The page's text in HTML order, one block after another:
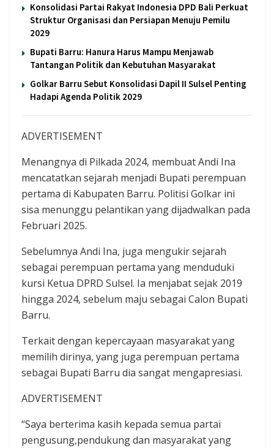
Konsolidasi Partai Rakyat Indonesia DPD Bali Perkuat
Struktur Organisasi dan Persiapan Menuju Pemilu
2029
Bupati Barru: Hanura Harus Mampu Menjawab
Tantangan Politik dan Kebutuhan Masyarakat
Golkar Barru Sebut Konsolidasi Dapil II Sulsel Penting
Hadapi Agenda Politik 2029
ADVERTISEMENT
Menangnya di Pilkada 2024, membuat Andi Ina
mencatatkan sejarah menjadi Bupati perempuan
pertama di Kabupaten Barru. Politisi Golkar ini
sisa menunggu pelantikan yang dijadwalkan pada
Februari 2025.
Sebelumnya Andi Ina, juga mengukir sejarah
sebagai perempuan pertama yang menduduki
kursi Ketua DPRD Sulsel. Ia menjabat sejak 2019
hingga 2024, sebelum maju sebagai Calon Bupati
Barru.
Terkait dengan kepercayaan masyarakat yang
memilih dirinya, yang juga perempuan pertama
sebagai Bupati Barru dia sangat mengapresiasi.
ADVERTISEMENT
“Saya berterima kasih kepada semua partai
pengusung,pendukung dan masyarakat yang